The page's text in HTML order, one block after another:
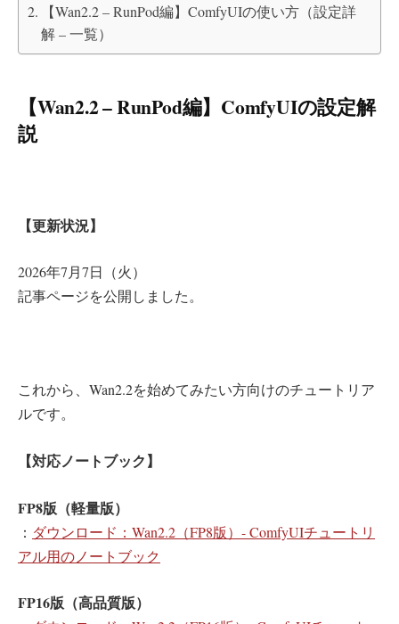
【Wan2.2 – RunPod編】ComfyUIの使い方（設定詳
解 – 一覧）
【Wan2.2 – RunPod編】ComfyUIの設定解
説
【更新状況】
2026年7月7日（火）
記事ページを公開しました。
これから、Wan2.2を始めてみたい方向けのチュートリア
ルです。
【対応ノートブック】
FP8版（軽量版）
： ダウンロード：Wan2.2（FP8版）- ComfyUIチュートリ
アル用のノートブック
FP16版（高品質版）